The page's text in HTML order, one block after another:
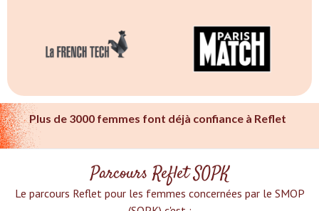
Plus de 3000 femmes font déjà confiance à Reflet
Parcours Reflet SOPK
Le parcours Reflet pour les femmes concernées par le SMOP